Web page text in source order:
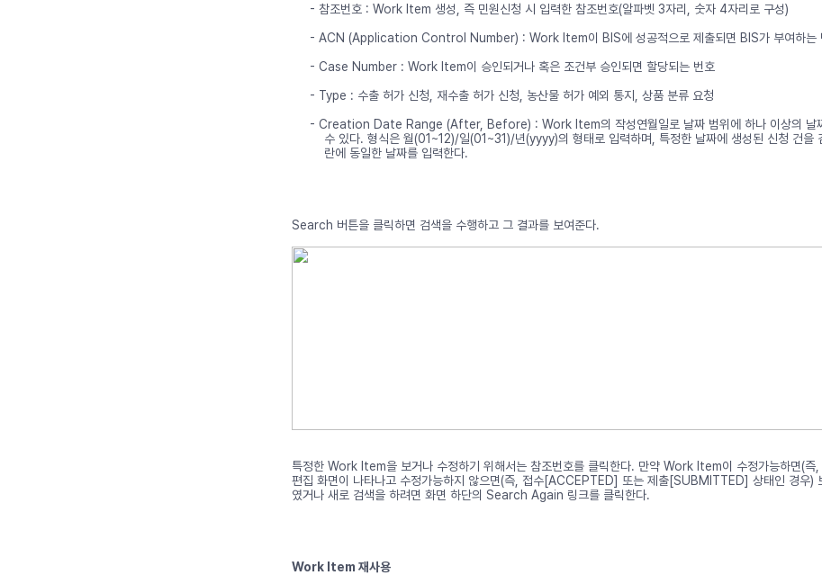
- 참조번호 : Work Item 생성, 즉 민원신청 시 입력한 참조번호(알파벳 3자리, 숫자 4자리로 구성)
- ACN (Application Control Number) : Work Item이 BIS에 성공적으로 제출되면 BIS가 부여하는
- Case Number : Work Item이 승인되거나 혹은 조건부 승인되면 할당되는 번호
- Type : 수출 허가 신청, 재수출 허가 신청, 농산물 허가 예외 통지, 상품 분류 요청
- Creation Date Range (After, Before) : Work Item의 작성연월일로 날짜 범위에 하나 이상의 날짜
수 있다. 형식은 월(01~12)/일(01~31)/년(yyyy)의 형태로 입력하며, 특정한 날짜에 생성된 신청
란에 동일한 날짜를 입력한다.
Search 버튼을 클릭하면 검색을 수행하고 그 결과를 보여준다.
특정한 Work Item을 보거나 수정하기 위해서는 참조번호를 클릭한다. 만약 Work Item이 수정가능하면(
편집 화면이 나타나고 수정가능하지 않으면(즉, 접수[ACCEPTED] 또는 제출[SUBMITTED] 상태인 경우
였거나 새로 검색을 하려면 화면 하단의 Search Again 링크를 클릭한다.
Work Item 재사용